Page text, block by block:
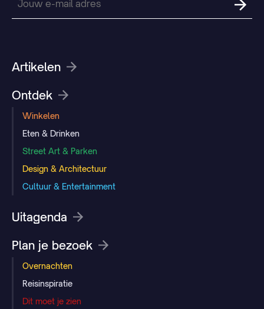
Artikelen
Ontdek
Winkelen
Eten & Drinken
Street Art & Parken
Design & Architectuur
Cultuur & Entertainment
Uitagenda
Plan je bezoek
Overnachten
Reisinspiratie
Dit moet je zien